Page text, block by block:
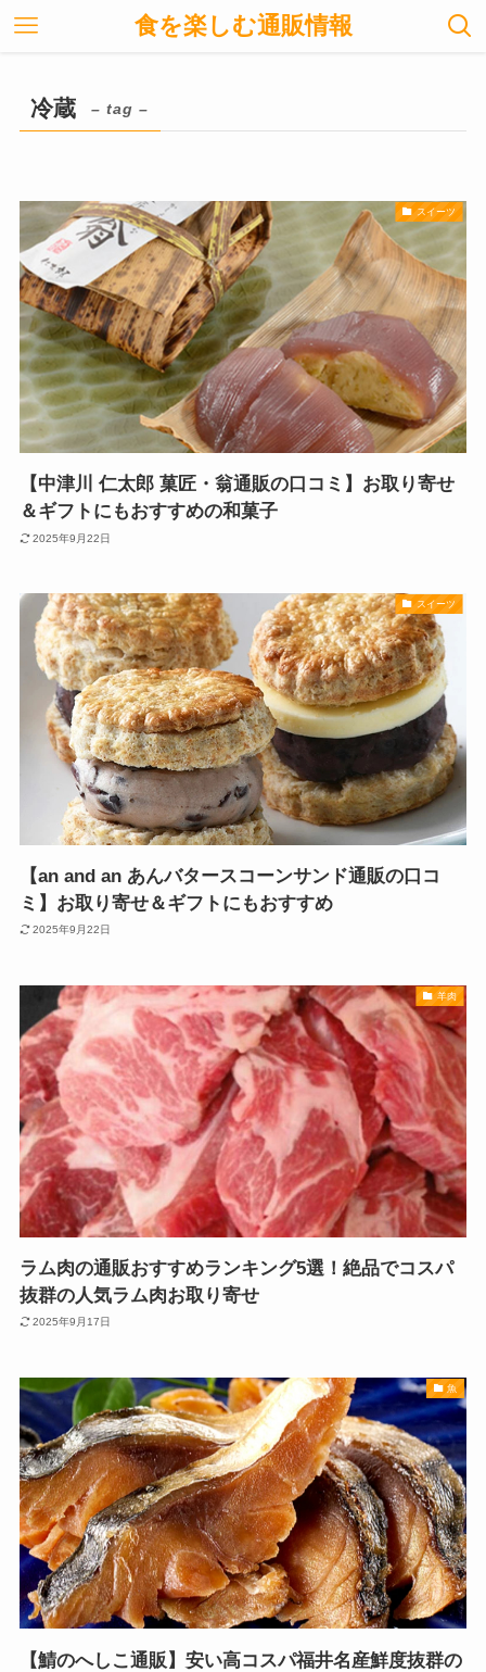
食を楽しむ通販情報
冷蔵 – tag –
スイーツ
【中津川 仁太郎 菓匠・翁通販の口コミ】お取り寄せ
＆ギフトにもおすすめの和菓子
2025年9月22日
スイーツ
【an and an あんバタースコーンサンド通販の口コ
ミ】お取り寄せ＆ギフトにもおすすめ
2025年9月22日
羊肉
ラム肉の通販おすすめランキング5選！絶品でコスパ
抜群の人気ラム肉お取り寄せ
2025年9月17日
魚
【鯖のへしこ通販】安い高コスパ福井名産鮮度抜群の